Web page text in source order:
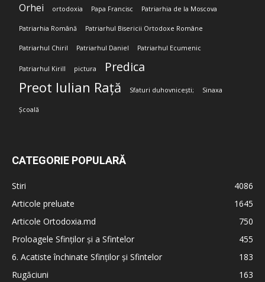
Orhei ortodoxia Papa Francisc Patriarhia de la Moscova
Patriarhia Română Patriarhul Bisericii Ortodoxe Române
Patriarhul Chiril Patriarhul Daniel Patriarhul Ecumenic
Patriarhul Kirill pictura Predica
Preot Iulian Rață Sfaturi duhovnicești; Sinaxa
Școală
CATEGORIE POPULARĂ
Stiri
4086
Articole preluate
1645
Articole Ortodoxia.md
750
Proloagele Sfinților și a Sfintelor
455
6. Acatiste închinate Sfinților și Sfintelor
183
Rugăciuni
163